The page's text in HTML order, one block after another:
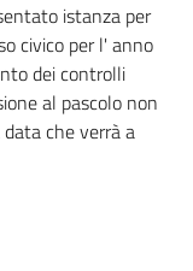
istanza per
civico per l' anno
dei controlli
al pascolo non
che verrà a